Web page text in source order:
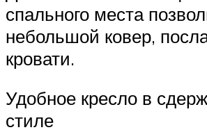
спального места
небольшой ковер,
кровати.
Удобное кресло в
стиле